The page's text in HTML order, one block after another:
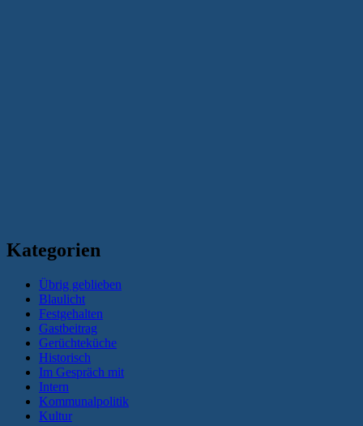
Kategorien
Übrig geblieben
Blaulicht
Festgehalten
Gastbeitrag
Gerüchteküche
Historisch
Im Gespräch mit
Intern
Kommunalpolitik
Kultur